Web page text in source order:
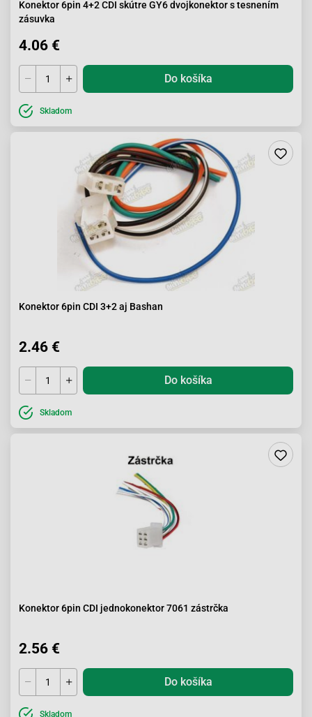
Konektor 6pin 4+2 CDI skútre GY6 dvojkonektor s tesnením
zásuvka
4.06 €
Do košíka
Skladom
Konektor 6pin CDI 3+2 aj Bashan
2.46 €
Do košíka
Skladom
Konektor 6pin CDI jednokonektor 7061 zástrčka
2.56 €
Do košíka
Skladom